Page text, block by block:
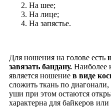
На шее;
На лице;
На запястье.
Для ношения на голове есть
завязать бандану. Наиболее
является ношение в виде
сложить ткань по диагонали,
уши при этом остаются
характерна для байкеров